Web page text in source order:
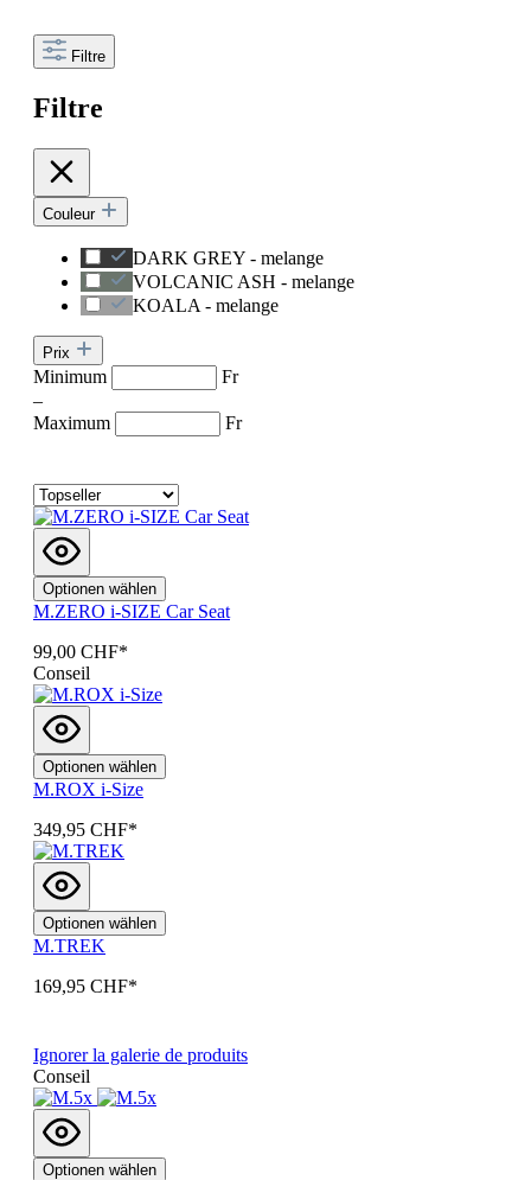
Filtre
Filtre
Couleur
DARK GREY - melange
VOLCANIC ASH - melange
KOALA - melange
Prix
Minimum
Fr
–
Maximum
Fr
Optionen wählen
M.ZERO i-SIZE Car Seat
99,00 CHF*
Conseil
Optionen wählen
M.ROX i-Size
349,95 CHF*
Optionen wählen
M.TREK
169,95 CHF*
Ignorer la galerie de produits
Conseil
Optionen wählen